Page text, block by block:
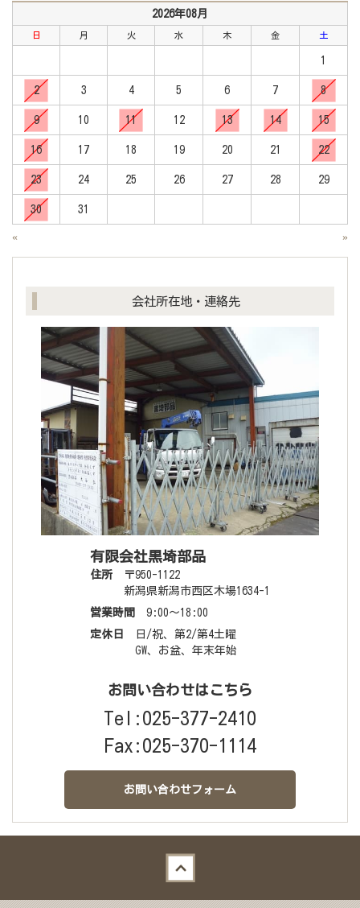
2026年08月
日 月 火 水 木 金 土
1
2 3 4 5 6 7 8
9 10 11 12 13 14 15
16 17 18 19 20 21 22
23 24 25 26 27 28 29
30 31
« »
会社所在地・連絡先
有限会社黒埼部品
住所
〒950-1122
新潟県新潟市西区木場1634-1
営業時間
9:00〜18:00
定休日
日/祝、第2/第4土曜
GW、お盆、年末年始
お問い合わせはこちら
Tel: 025-377-2410
Fax:025-370-1114
お問い合わせフォーム